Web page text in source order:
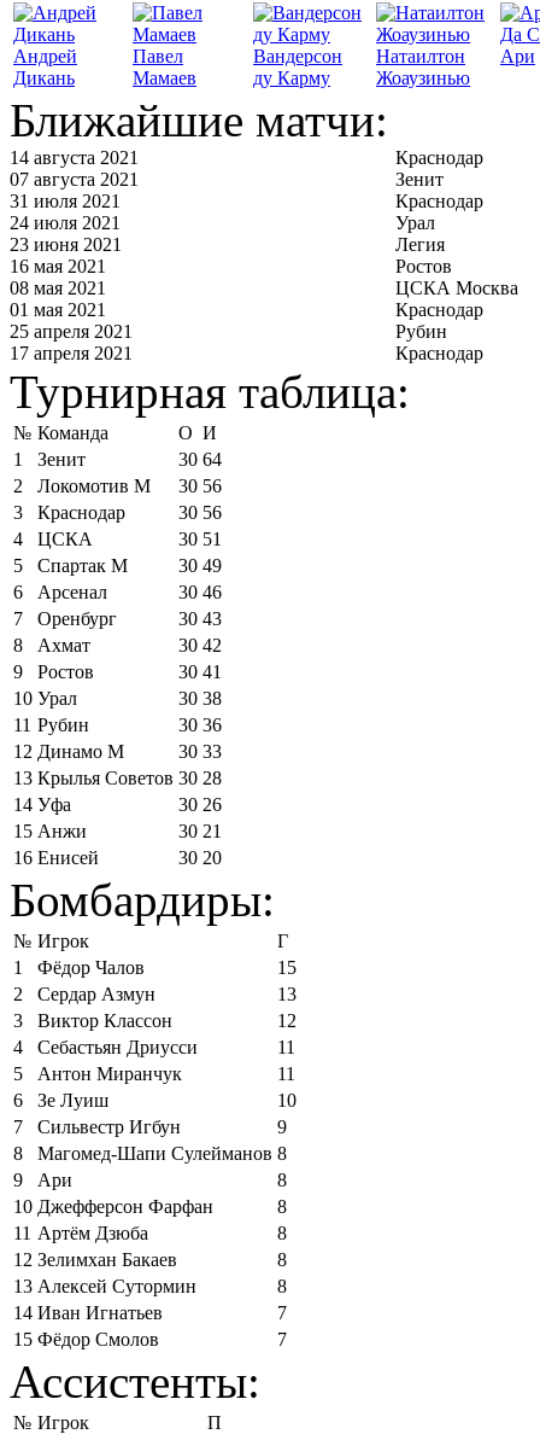
Андрей
Дикань
Павел
Мамаев
Вандерсон
ду Карму
Натаилтон
Жоаузинью
Да
Ари
Ближайшие матчи:
14 августа 2021
Краснодар
07 августа 2021
Зенит
31 июля 2021
Краснодар
24 июля 2021
Урал
23 июня 2021
Легия
16 мая 2021
Ростов
08 мая 2021
ЦСКА Москва
01 мая 2021
Краснодар
25 апреля 2021
Рубин
17 апреля 2021
Краснодар
Турнирная таблица:
№ Команда О И
1
Зенит 30 64
2
Локомотив М 30 56
3
Краснодар 30 56
4
ЦСКА 30 51
5
Спартак М 30 49
6
Арсенал 30 46
7
Оренбург 30 43
8
Ахмат 30 42
9
Ростов 30 41
10 Урал 30 38
11 Рубин 30 36
12 Динамо М 30 33
13 Крылья Советов 30 28
14 Уфа 30 26
15 Анжи 30 21
16 Енисей 30 20
Бомбардиры:
№ Игрок
Г
1
Фёдор Чалов
15
2
Сердар Азмун
13
3
Виктор Классон
12
4
Себастьян Дриусси
11
5
Антон Миранчук
11
6
Зе Луиш
10
7
Сильвестр Игбун
9
8
Магомед-Шапи Сулейманов 8
9
Ари
8
10 Джефферсон Фарфан
8
11 Артём Дзюба
8
12 Зелимхан Бакаев
8
13 Алексей Сутормин
8
14 Иван Игнатьев
7
15 Фёдор Смолов 7
Ассистенты:
№ Игрок
П